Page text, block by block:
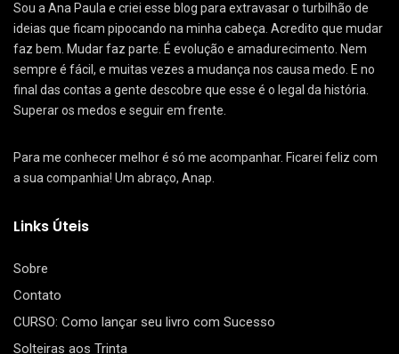
Sou a Ana Paula e criei esse blog para extravasar o turbilhão de
ideias que ficam pipocando na minha cabeça. Acredito que mudar
faz bem. Mudar faz parte. É evolução e amadurecimento. Nem
sempre é fácil, e muitas vezes a mudança nos causa medo. E no
final das contas a gente descobre que esse é o legal da história.
Superar os medos e seguir em frente.
Para me conhecer melhor é só me acompanhar. Ficarei feliz com
a sua companhia! Um abraço, Anap.
Links Úteis
Sobre
Contato
CURSO: Como lançar seu livro com Sucesso
Solteiras aos Trinta